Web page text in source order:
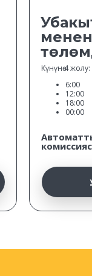
Күнүнө 4 жолу:
6:00
12:00
18:00
00:00
менен